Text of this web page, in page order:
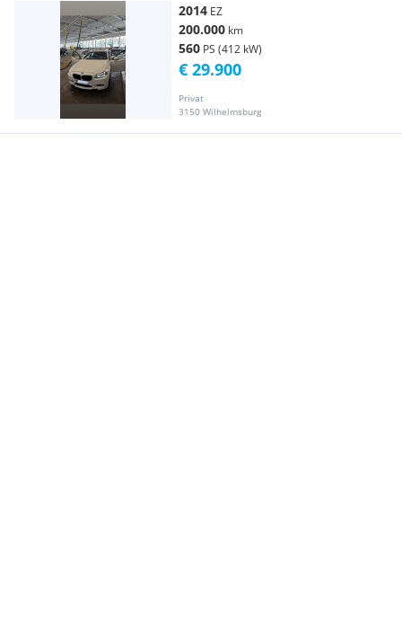
2014 EZ
200.000 km
560 PS (412 kW)
Privat
3150 Wilhelmsburg
€ 29.900